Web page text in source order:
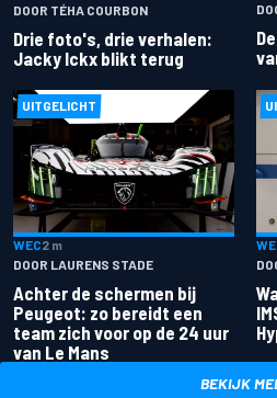
DOOR TÉHA COURBON
Drie foto's, drie verhalen:
Jacky Ickx blikt terug
UITGELICHT
WEC2 m
DOOR LAURENS STADE
Achter de schermen bij
Peugeot: zo bereidt een
team zich voor op de 24 uur
van Le Mans
BEKIJK